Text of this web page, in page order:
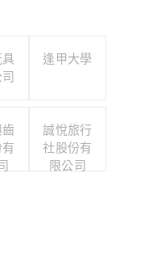
逢甲大學
誠悅旅行
社股份有
限公司